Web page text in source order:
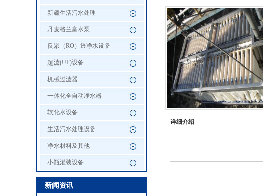
新疆生活污水处理
丹麦格兰富水泵
反渗（RO）透净水设备
超滤(UF)设备
机械过滤器
一体化全自动净水器
软化水设备
生活污水处理设备
净水材料及其他
小瓶灌装设备
新闻资讯
详细介绍